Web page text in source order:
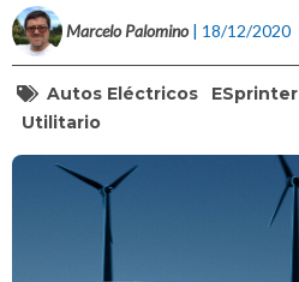
Marcelo Palomino | 18/12/2020
Autos Eléctricos ESprinter
Utilitario